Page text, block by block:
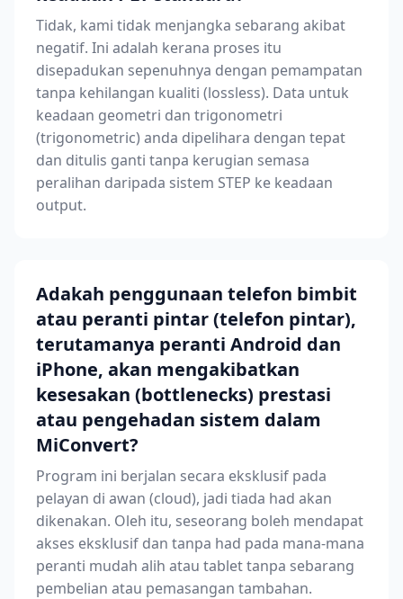
Tidak, kami tidak menjangka sebarang akibat
negatif. Ini adalah kerana proses itu
disepadukan sepenuhnya dengan pemampatan
tanpa kehilangan kualiti (lossless). Data untuk
keadaan geometri dan trigonometri
(trigonometric) anda dipelihara dengan tepat
dan ditulis ganti tanpa kerugian semasa
peralihan daripada sistem STEP ke keadaan
output.
Adakah penggunaan telefon bimbit
atau peranti pintar (telefon pintar),
terutamanya peranti Android dan
iPhone, akan mengakibatkan
kesesakan (bottlenecks) prestasi
atau pengehadan sistem dalam
MiConvert?
Program ini berjalan secara eksklusif pada
pelayan di awan (cloud), jadi tiada had akan
dikenakan. Oleh itu, seseorang boleh mendapat
akses eksklusif dan tanpa had pada mana-mana
peranti mudah alih atau tablet tanpa sebarang
pembelian atau pemasangan tambahan.